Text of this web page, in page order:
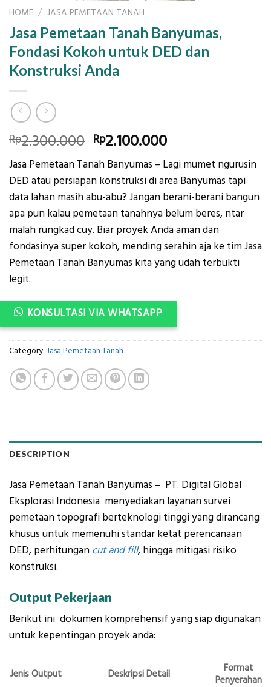
HOME / JASA PEMETAAN TANAH
Jasa Pemetaan Tanah Banyumas,
Fondasi Kokoh untuk DED dan
Konstruksi Anda
Rp2.300.000 Original
price
was:
Rp2.300.000.
Rp2.100.000Current
price
is:
Rp2.100.000.
Jasa Pemetaan Tanah Banyumas – Lagi mumet ngurusin
DED atau persiapan konstruksi di area Banyumas tapi
data lahan masih abu-abu? Jangan berani-berani bangun
apa pun kalau pemetaan tanahnya belum beres, ntar
malah rungkad cuy. Biar proyek Anda aman dan
fondasinya super kokoh, mending serahin aja ke tim Jasa
Pemetaan Tanah Banyumas kita yang udah terbukti
legit.
KONSULTASI VIA WHATSAPP
Category: Jasa Pemetaan Tanah
DESCRIPTION
Jasa Pemetaan Tanah Banyumas – PT. Digital Global
Eksplorasi Indonesia menyediakan layanan survei
pemetaan topografi berteknologi tinggi yang dirancang
khusus untuk memenuhi standar ketat perencanaan
DED, perhitungan cut and fill, hingga mitigasi risiko
konstruksi.
Output Pekerjaan
Berikut ini dokumen komprehensif yang siap digunakan
untuk kepentingan proyek anda:
Jenis Output Deskripsi Detail
Format
Penyerahan